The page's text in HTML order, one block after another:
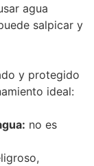
agua
salpicar y
y protegido
ideal:
no es